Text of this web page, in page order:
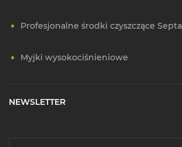
Profesjonalne środki czyszczące Septa
Myjki wysokociśnieniowe
NEWSLETTER